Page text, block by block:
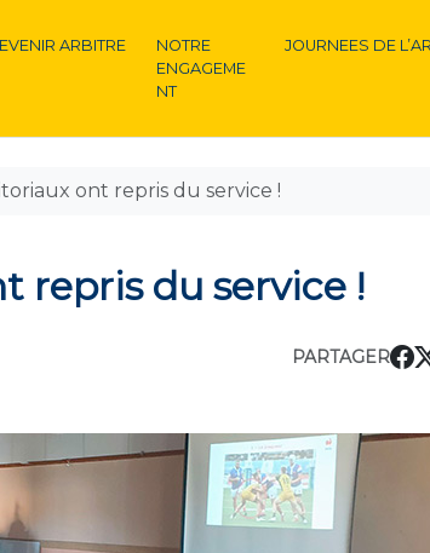
ARBITRE
NOTRE
ENGAGEME
NT
JOURNEES DE
ont repris du service !
repris du service !
PARTAGER